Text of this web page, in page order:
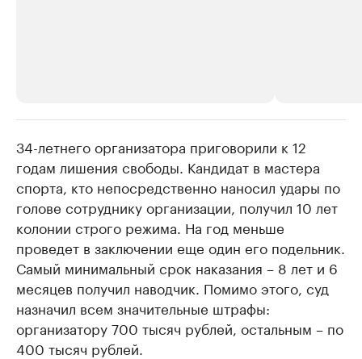
Крупнейшие производители и
продавцы медийной продукции
Ознакомьтесь с информацией в каталоге
Страховые
Посмотрите в
34-летнего организатора приговорили к 12
годам лишения свободы. Кандидат в мастера
спорта, кто непосредственно наносил удары по
голове сотруднику организации, получил 10 лет
колонии строго режима. На год меньше
проведет в заключении еще один его подельник.
Самый минимальный срок наказания – 8 лет и 6
месяцев получил наводчик. Помимо этого, суд
назначил всем значительные штрафы:
организатору 700 тысяч рублей, остальным – по
400 тысяч рублей.